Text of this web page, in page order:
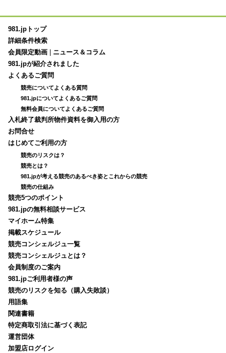
981.jpトップ
詳細条件検索
会員限定動画
ニュース＆コラム
981.jpが紹介されました
よくあるご質問
競売についてよくある質問
981.jpについてよくあるご質問
無料会員についてよくあるご質問
入札終了裁判所物件資料を御入用の方
お問合せ
はじめてご利用の方
競売のリスクは？
競売とは？
981.jpが考える競売のあるべき姿とこれからの競売
競売の仕組み
競売5つのポイント
981.jpの無料相談サービス
マイホーム特集
掲載スケジュール
競売コンシェルジュ一覧
競売コンシェルジュとは？
会員制度のご案内
981.jpご利用者様の声
競売のリスクを知る（購入失敗談）
用語集
関連書籍
特定商取引法に基づく表記
運営団体
加盟店ログイン